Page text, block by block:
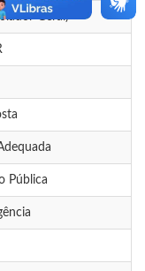
Geral)
Pública